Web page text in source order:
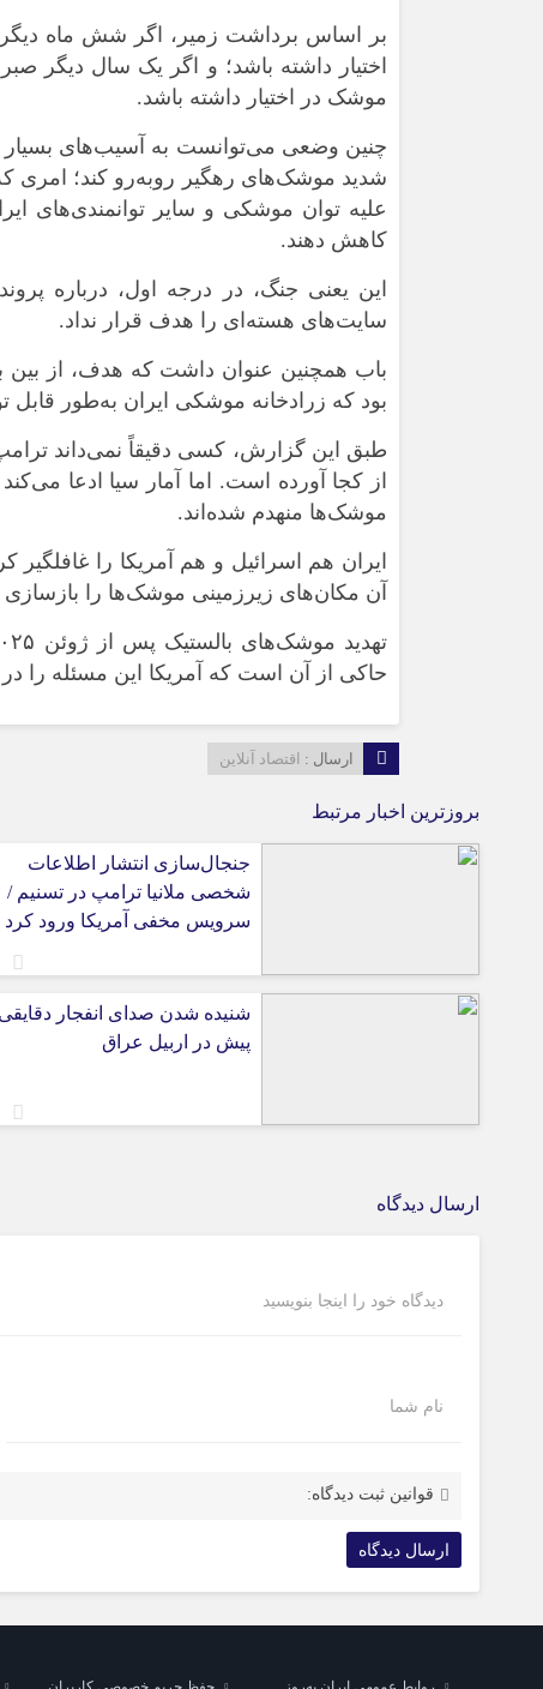
موشک در اختیار داشته باشد.
چنین وضعی می‌توانست به آسیب‌های بسیار
شدید موشک‌های رهگیر روبه‌رو کند؛ امری
علیه توان موشکی و سایر توانمندی‌های
کاهش دهند.
این یعنی جنگ، در درجه اول، درباره
سایت‌های هسته‌ای را هدف قرار نداد.
باب همچنین عنوان داشت که هدف، از بین
بود که زرادخانه موشکی ایران به‌طور قابل
موشک‌ها منهدم شده‌اند.
ایران هم اسرائیل و هم آمریکا را
آن مکان‌های زیرزمینی موشک‌ها را بازسازی
حاکی از آن است که آمریکا این مسئله را
ارسال : اقتصاد آنلاین
بروزترین اخبار مرتبط
جنجال‌سازی انتشار اطلاعات
شخصی ملانیا ترامپ در تسنیم /
سرویس مخفی آمریکا ورود کرد
شنیده شدن صدای انفجار دقایقی
پیش در اربیل عراق
ارسال دیدگاه
دیدگاه خود را اینجا بنویسید
نام شما
قوانین ثبت دیدگاه: